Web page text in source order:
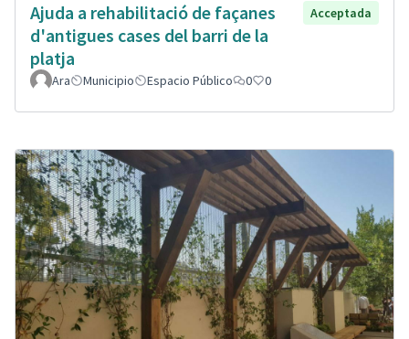
Ajuda a rehabilitació de façanes
d'antigues cases del barri de la
platja
Acceptada
Ara Municipio Espacio Público 0 0